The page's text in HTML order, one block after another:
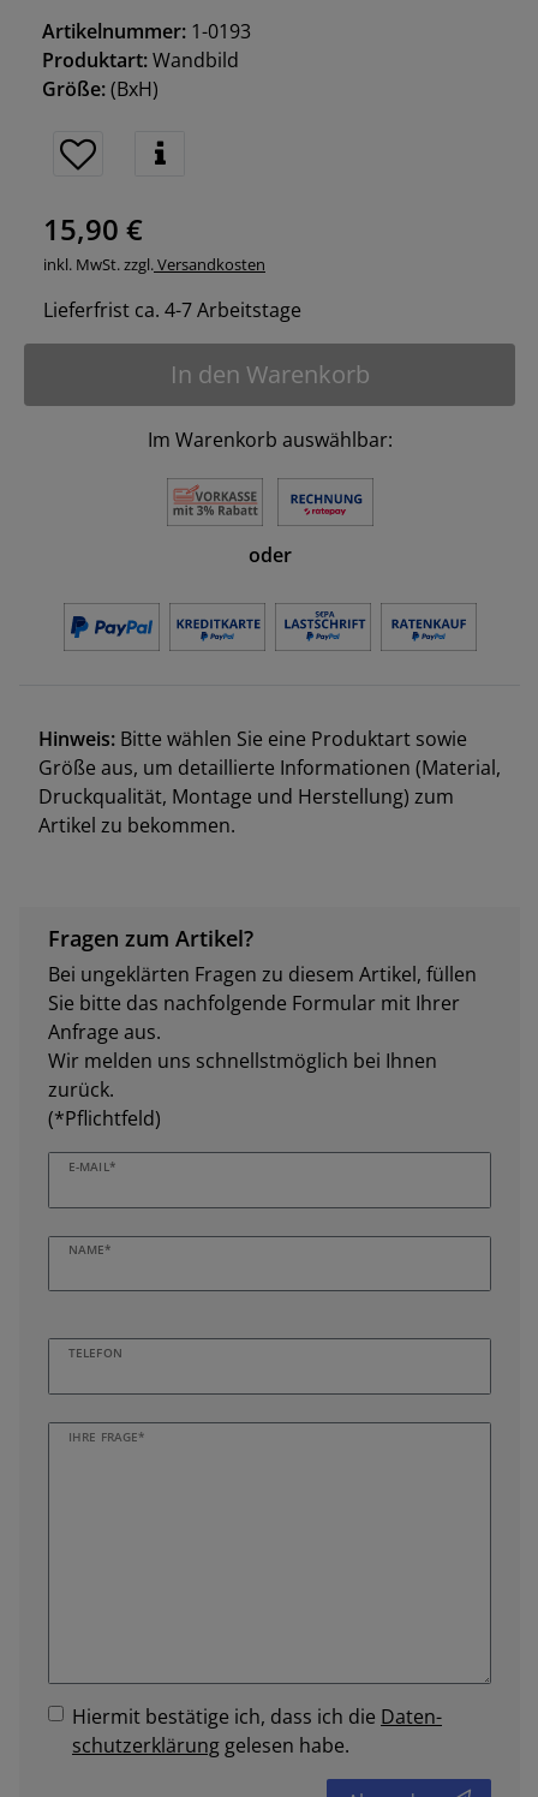
Artikelnummer: 1-0193
Produktart:Wandbild
Größe:(BxH)
15,90 €
inkl. MwSt. zzgl.Versandkosten
Lieferfrist ca. 4-7 Arbeitstage
In den Warenkorb
Im Warenkorb auswählbar:
oder
Hinweis: Bitte wählen Sie eine Produktart sowie
Größe aus, um detaillierte Informationen (Material,
Druckqualität, Montage und Herstellung) zum
Artikel zu bekommen.
Fragen zum Artikel?
Bei ungeklärten Fragen zu diesem Artikel, füllen
Sie bitte das nachfolgende Formular mit Ihrer
Anfrage aus.
Wir melden uns schnellstmöglich bei Ihnen
zurück.
(*Pflichtfeld)
E-MAIL*
NAME*
TELEFON
IHRE FRAGE*
Hiermit bestätige ich, dass ich die Daten­
schutz­erklärung gelesen habe.